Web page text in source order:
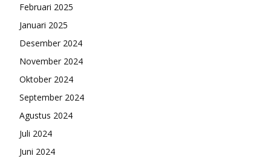
Februari 2025
Januari 2025
Desember 2024
November 2024
Oktober 2024
September 2024
Agustus 2024
Juli 2024
Juni 2024